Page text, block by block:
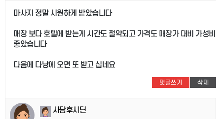
마사지 정말 시원하게 받았습니다
매장 보다 호텔에 받는게 시간도 절약되고 가격도 매장가 대비 가성비
좋았습니다
다음에 다낭에 오면 또 받고 십네요
댓글쓰기 삭제
사담후시딘